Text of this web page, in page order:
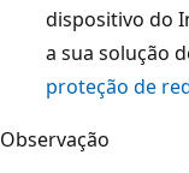
dispositivo do
a sua solução
proteção de
Observação